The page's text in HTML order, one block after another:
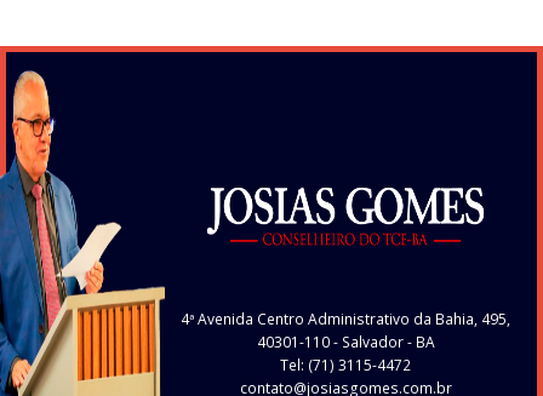
4ª Avenida Centro Administrativo da Bahia, 495,
40301-110- Salvador - BA
Tel: (71) 3115-4472
contato@josiasgomes.com.br